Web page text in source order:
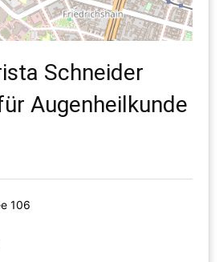
Schneider
Augenheilkunde
106